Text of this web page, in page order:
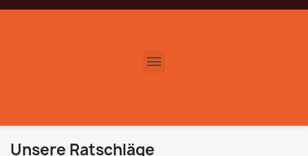
Unsere Ratschläge